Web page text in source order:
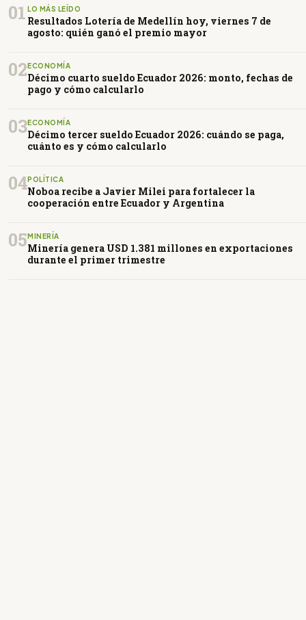
01 LO MÁS LEÍDO
Resultados Lotería de Medellín hoy, viernes 7 de
agosto: quién ganó el premio mayor
02 ECONOMÍA
Décimo cuarto sueldo Ecuador 2026: monto, fechas de
pago y cómo calcularlo
03ECONOMÍA
Décimo tercer sueldo Ecuador 2026: cuándo se paga,
cuánto es y cómo calcularlo
04POLÍTICA
Noboa recibe a Javier Milei para fortalecer la
cooperación entre Ecuador y Argentina
05 MINERÍA
Minería genera USD 1.381 millones en exportaciones
durante el primer trimestre